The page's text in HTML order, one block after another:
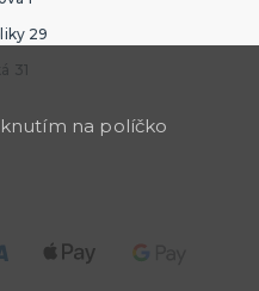
29
31
na políčko